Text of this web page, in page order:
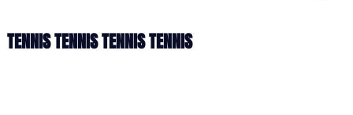
TENNIS TENNIS TENNIS TENNIS